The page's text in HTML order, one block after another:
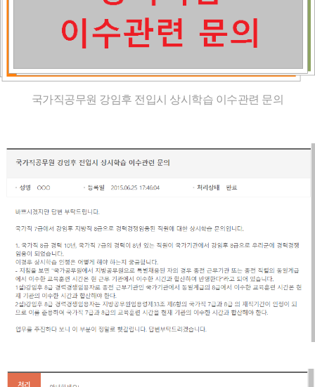
국가직공무원 강임후 전입시 상시학습 이수관련 문의